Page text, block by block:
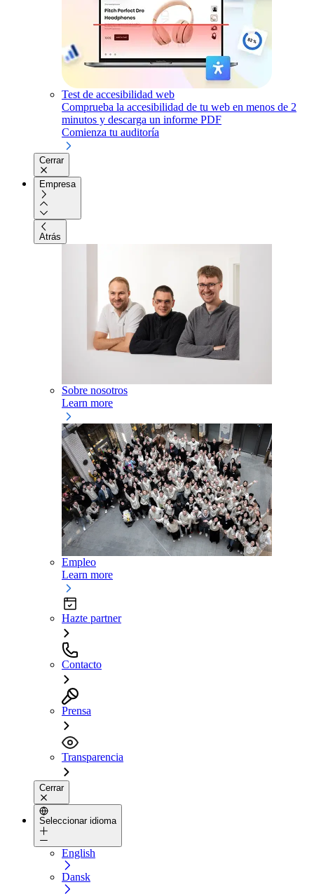
Test de accesibilidad web
Comprueba la accesibilidad de tu web en menos de 2
minutos y descarga un informe PDF
Comienza tu auditoría
Cerrar
Empresa
Atrás
Sobre nosotros
Learn more
Empleo
Learn more
Hazte partner
Contacto
Prensa
Transparencia
Cerrar
Seleccionar idioma
English
Dansk